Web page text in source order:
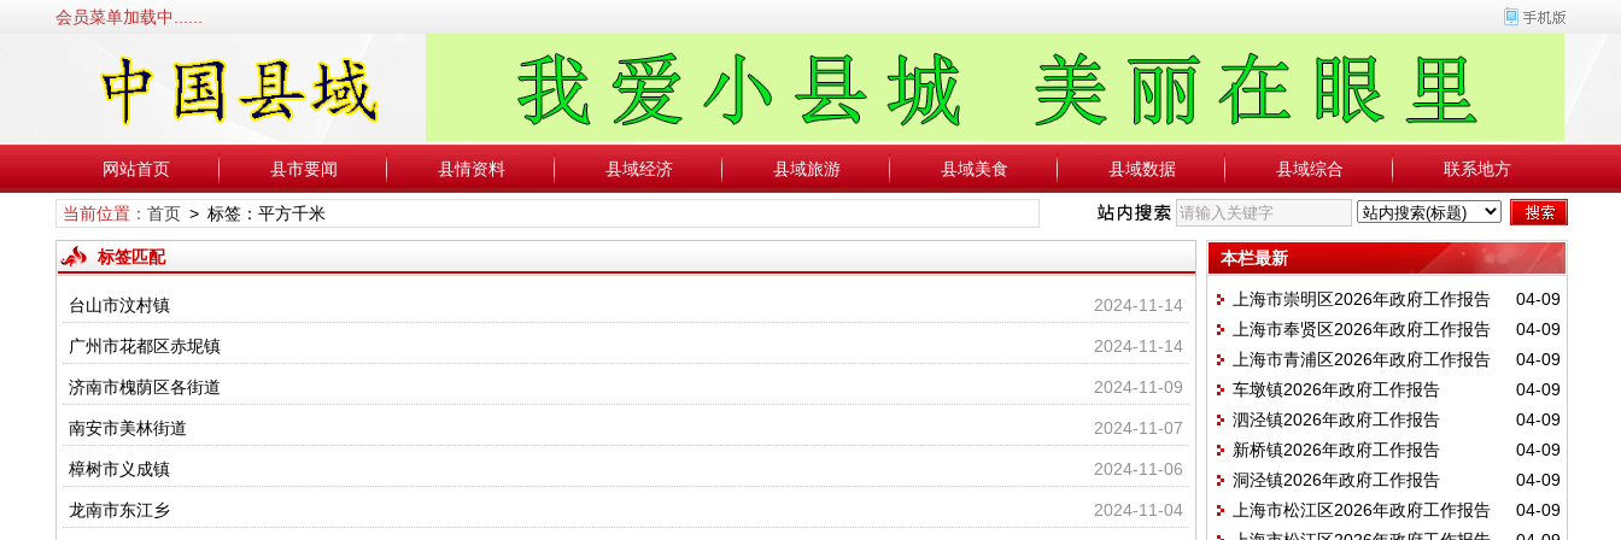
会员菜单加载中......
网站首页 县市要闻 县情资料 县域经济 县域旅游 县域美食 县域数据 县域综合 联系地方
当前位置： 首页> 标签：平方千米
标签匹配
2024-11-14
台山市汶村镇
2024-11-14
广州市花都区赤坭镇
2024-11-09
济南市槐荫区各街道
2024-11-07
南安市美林街道
2024-11-06
樟树市义成镇
2024-11-04
龙南市东江乡
本栏最新
04-09
上海市崇明区2026年政府工作报告
04-09
上海市奉贤区2026年政府工作报告
04-09
上海市青浦区2026年政府工作报告
04-09
车墩镇2026年政府工作报告
04-09
泗泾镇2026年政府工作报告
04-09
新桥镇2026年政府工作报告
04-09
洞泾镇2026年政府工作报告
04-09
上海市松江区2026年政府工作报告